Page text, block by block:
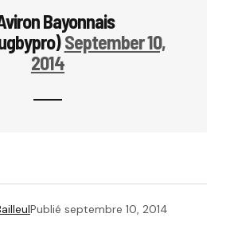
Bayonnais
September 10,
2014
Publié septembre 10, 2014